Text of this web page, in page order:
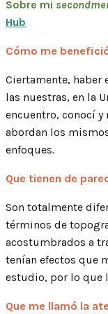
Sobre mi
Hub
Cómo me
Ciertamente, haber
las nuestras, en la
encuentro, conocí
abordan los
enfoques.
Que tienen de
Son totalmente
términos de
acostumbrados a
tenían efectos que
estudio, por lo que
Que me llamó la